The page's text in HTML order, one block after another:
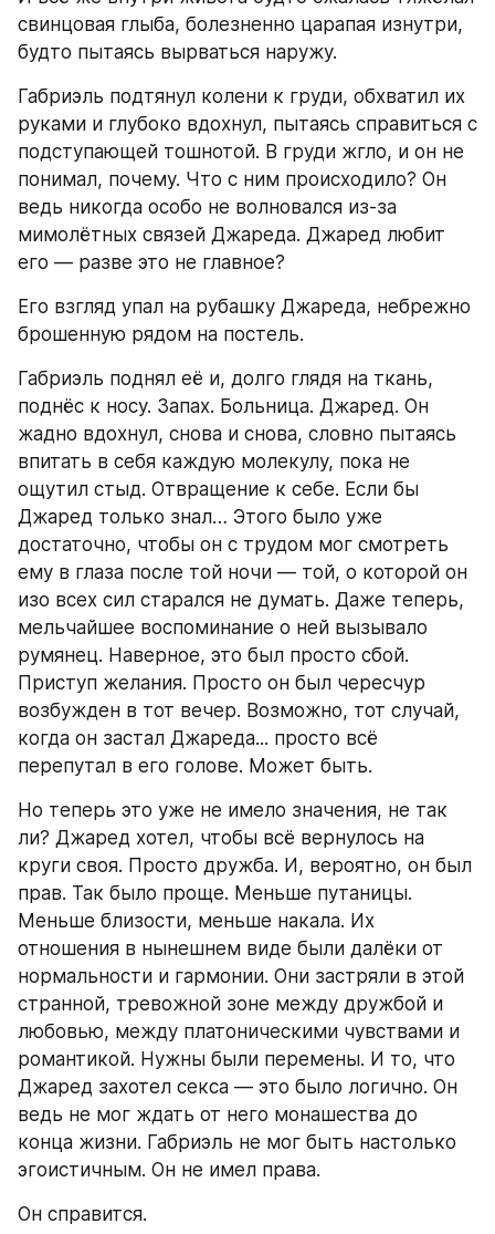
свинцовая глыба, болезненно царапая изнутри,
будто пытаясь вырваться наружу.
Габриэль подтянул колени к груди, обхватил их
руками и глубоко вдохнул, пытаясь справиться с
подступающей тошнотой. В груди жгло, и он не
понимал, почему. Что с ним происходило? Он
ведь никогда особо не волновался из-за
мимолётных связей Джареда. Джаред любит
его — разве это не главное?
Его взгляд упал на рубашку Джареда, небрежно
брошенную рядом на постель.
Габриэль поднял её и, долго глядя на ткань,
поднёс к носу. Запах. Больница. Джаред. Он
жадно вдохнул, снова и снова, словно пытаясь
впитать в себя каждую молекулу, пока не
ощутил стыд. Отвращение к себе. Если бы
Джаред только знал… Этого было уже
достаточно, чтобы он с трудом мог смотреть
ему в глаза после той ночи — той, о которой он
изо всех сил старался не думать. Даже теперь,
мельчайшее воспоминание о ней вызывало
румянец. Наверное, это был просто сбой.
Приступ желания. Просто он был чересчур
возбужден в тот вечер. Возможно, тот случай,
когда он застал Джареда... просто всё
перепутал в его голове. Может быть.
Но теперь это уже не имело значения, не так
ли? Джаред хотел, чтобы всё вернулось на
круги своя. Просто дружба. И, вероятно, он был
прав. Так было проще. Меньше путаницы.
Меньше близости, меньше накала. Их
отношения в нынешнем виде были далёки от
нормальности и гармонии. Они застряли в этой
странной, тревожной зоне между дружбой и
любовью, между платоническими чувствами и
романтикой. Нужны были перемены. И то, что
Джаред захотел секса — это было логично. Он
ведь не мог ждать от него монашества до
конца жизни. Габриэль не мог быть настолько
эгоистичным. Он не имел права.
Он справится.